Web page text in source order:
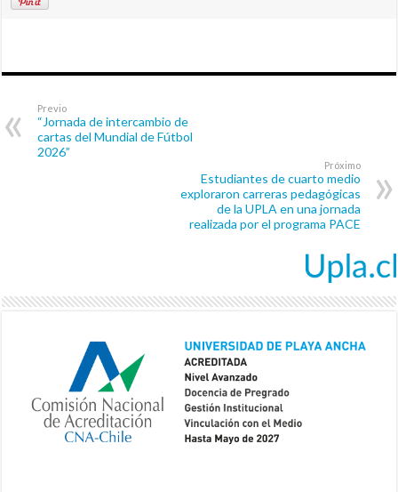
Previo
“Jornada de intercambio de
cartas del Mundial de Fútbol
2026”
Próximo
Estudiantes de cuarto medio
exploraron carreras pedagógicas
de la UPLA en una jornada
realizada por el programa PACE